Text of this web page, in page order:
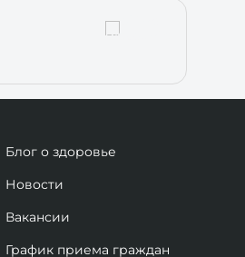
Блог о здоровье
Новости
Вакансии
График приема граждан